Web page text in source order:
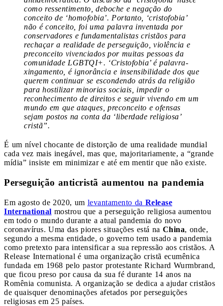
como ressentimento, deboche e negação do
conceito de ‘homofobia’. Portanto, ‘cristofobia’
não é conceito, foi uma palavra inventada por
conservadores e fundamentalistas cristãos para
rechaçar a realidade de perseguição, violência e
preconceito vivenciados por muitas pessoas da
comunidade LGBTQI+. ‘Cristofobia’ é palavra-
xingamento, é ignorância e insensibilidade dos que
querem continuar se escondendo atrás da religião
para hostilizar minorias sociais, impedir o
reconhecimento de direitos e seguir vivendo em um
mundo em que ataques, preconceito e ofensas
sejam postos na conta da ‘liberdade religiosa’
cristã”.
É um nível chocante de distorção de uma realidade mundial
cada vez mais inegável, mas que, majoritariamente, a “grande
mídia” insiste em minimizar e até em mentir que não existe.
Perseguição anticristã aumentou na pandemia
Em agosto de 2020, um levantamento da Release
International mostrou que a perseguição religiosa aumentou
em todo o mundo durante a atual pandemia do novo
coronavírus. Uma das piores situações está na China, onde,
segundo a mesma entidade, o governo tem usado a pandemia
como pretexto para intensificar a sua repressão aos cristãos. A
Release International é uma organização cristã ecumênica
fundada em 1968 pelo pastor protestante Richard Wurmbrand,
que ficou preso por causa da sua fé durante 14 anos na
Romênia comunista. A organização se dedica a ajudar cristãos
de quaisquer denominações afetados por perseguições
religiosas em 25 países.